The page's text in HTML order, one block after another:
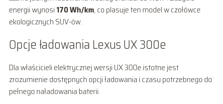
energii wynosi 170 Wh/km, co plasuje ten model w czołówce
ekologicznych SUV-ów.
Opcje ładowania Lexus UX 300e
Dla właścicieli elektrycznej wersji UX 300e istotne jest
zrozumienie dostępnych opcji ładowania i czasu potrzebnego do
pełnego naładowania baterii.